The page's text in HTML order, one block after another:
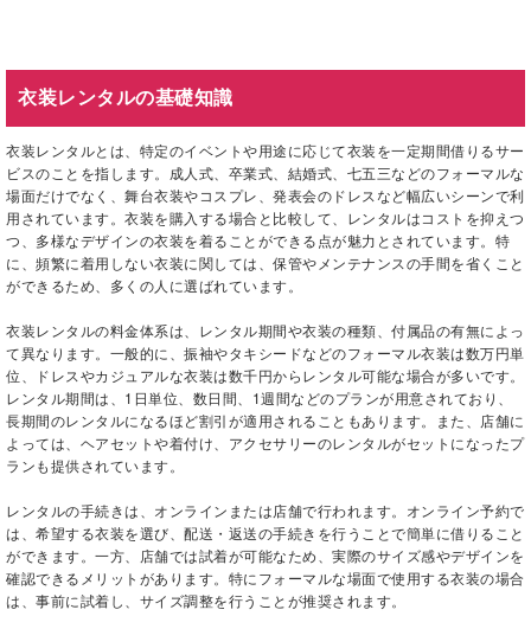
衣装レンタルの基礎知識
衣装レンタルとは、特定のイベントや用途に応じて衣装を一定期間借りるサー
ビスのことを指します。成人式、卒業式、結婚式、七五三などのフォーマルな
場面だけでなく、舞台衣装やコスプレ、発表会のドレスなど幅広いシーンで利
用されています。衣装を購入する場合と比較して、レンタルはコストを抑えつ
つ、多様なデザインの衣装を着ることができる点が魅力とされています。特
に、頻繁に着用しない衣装に関しては、保管やメンテナンスの手間を省くこと
ができるため、多くの人に選ばれています。
衣装レンタルの料金体系は、レンタル期間や衣装の種類、付属品の有無によっ
て異なります。一般的に、振袖やタキシードなどのフォーマル衣装は数万円単
位、ドレスやカジュアルな衣装は数千円からレンタル可能な場合が多いです。
レンタル期間は、1日単位、数日間、1週間などのプランが用意されており、
長期間のレンタルになるほど割引が適用されることもあります。また、店舗に
よっては、ヘアセットや着付け、アクセサリーのレンタルがセットになったプ
ランも提供されています。
レンタルの手続きは、オンラインまたは店舗で行われます。オンライン予約で
は、希望する衣装を選び、配送・返送の手続きを行うことで簡単に借りること
ができます。一方、店舗では試着が可能なため、実際のサイズ感やデザインを
確認できるメリットがあります。特にフォーマルな場面で使用する衣装の場合
は、事前に試着し、サイズ調整を行うことが推奨されます。